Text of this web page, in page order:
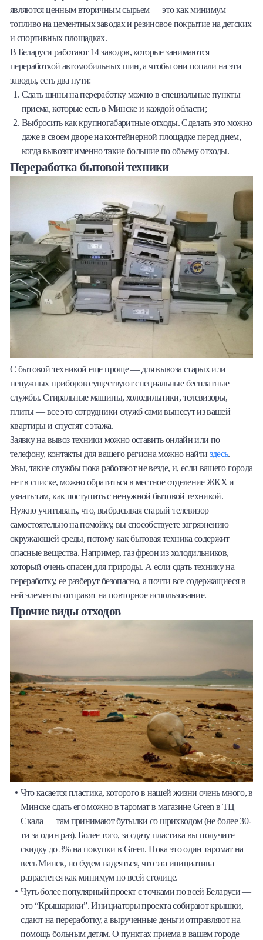
являются ценным вторичным сырьем — это как минимум
топливо на цементных заводах и резиновое покрытие на детских
и спортивных площадках.
В Беларуси работают 14 заводов, которые занимаются
переработкой автомобильных шин, а чтобы они попали на эти
заводы, есть два пути:
Сдать шины на переработку можно в специальные пункты
приема, которые есть в Минске и каждой области;
Выбросить как крупногабаритные отходы. Сделать это можно
даже в своем дворе на контейнерной площадке перед днем,
когда вывозят именно такие большие по объему отходы.
Переработка бытовой техники
С бытовой техникой еще проще — для вывоза старых или
ненужных приборов существуют специальные бесплатные
службы. Стиральные машины, холодильники, телевизоры,
плиты — все это сотрудники служб сами вынесут из вашей
квартиры и спустят с этажа.
Заявку на вывоз техники можно оставить онлайн или по
телефону, контакты для вашего региона можно найти здесь.
Увы, такие службы пока работают не везде, и, если вашего города
нет в списке, можно обратиться в местное отделение ЖКХ и
узнать там, как поступить с ненужной бытовой техникой.
Нужно учитывать, что, выбрасывая старый телевизор
самостоятельно на помойку, вы способствуете загрязнению
окружающей среды, потому как бытовая техника содержит
опасные вещества. Например, газ фреон из холодильников,
который очень опасен для природы. А если сдать технику на
переработку, ее разберут безопасно, а почти все содержащиеся в
ней элементы отправят на повторное использование.
Прочие виды отходов
Что касается пластика, которого в нашей жизни очень много, в
Минске сдать его можно в таромат в магазине Green в ТЦ
Скала — там принимают бутылки со шрихкодом (не более 30-
ти за один раз). Более того, за сдачу пластика вы получите
скидку до 3% на покупки в Green. Пока это один таромат на
весь Минск, но будем надеяться, что эта инициатива
разрастется как минимум по всей столице.
Чуть более популярный проект с точками по всей Беларуси —
это “Крышарики”. Инициаторы проекта собирают крышки,
сдают на переработку, а вырученные деньги отправляют на
помощь больным детям. О пунктах приема в вашем городе